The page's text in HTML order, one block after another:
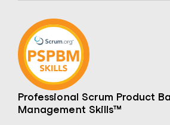
Professional Scrum Product
Management Skills™